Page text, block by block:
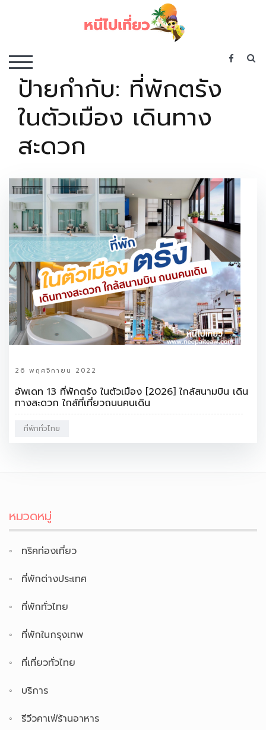
TOGGLE MOBILE MENU
ป้ายกำกับ: ที่พักตรัง
ในตัวเมือง เดินทาง
สะดวก
26 พฤศจิกายน 2022
อัพเดท 13 ที่พักตรัง ในตัวเมือง [2026] ใกล้สนามบิน เดิน
ทางสะดวก ใกล้ที่เที่ยวถนนคนเดิน
ที่พักทั่วไทย
หมวดหมู่
ทริคท่องเที่ยว
ที่พักต่างประเทศ
ที่พักทั่วไทย
ที่พักในกรุงเทพ
ที่เที่ยวทั่วไทย
บริการ
รีวีวคาเฟ่ร้านอาหาร